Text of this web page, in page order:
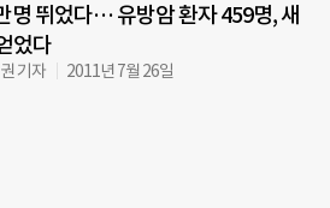
명 뛰었다… 유방암 환자 459명, 새
었다
기자 2011년 7월 26일